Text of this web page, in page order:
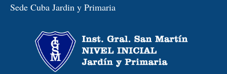
Sede Cuba Jardin y Primaria